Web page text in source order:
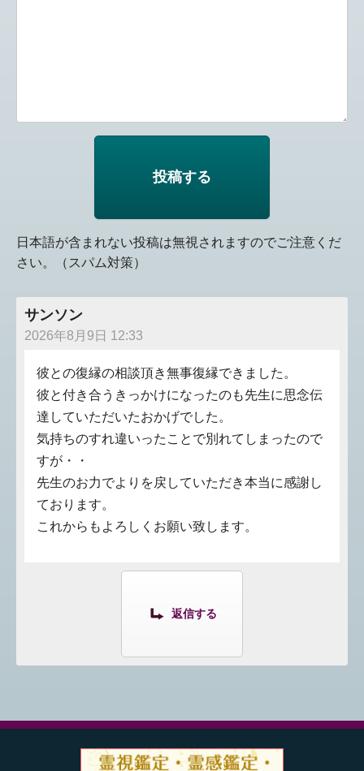
日本語が含まれない投稿は無視されますのでご注意くだ
さい。（スパム対策）
サンソン
2026年8月9日 12:33
彼との復縁の相談頂き無事復縁できました。
彼と付き合うきっかけになったのも先生に思念伝
達していただいたおかげでした。
気持ちのすれ違いったことで別れてしまったので
すが・・
先生のお力でよりを戻していただき本当に感謝し
ております。
これからもよろしくお願い致します。
返信する